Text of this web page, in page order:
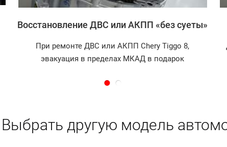
Восстановление ДВС или АКПП «без суеты»
При ремонте ДВС или АКПП Chery Tiggo 8,
эвакуация в пределах МКАД в подарок
Выбрать другую модель